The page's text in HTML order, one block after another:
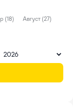
(18)
Август (27)